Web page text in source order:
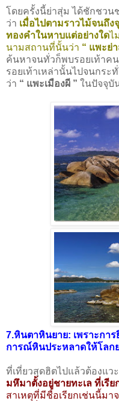
โดยครั้งนี้ย่าสุ่ม ได้ชักชวน
ว่า เมื่อไปตามราวไม้จนถึ
ทองคำในหาบแต่อย่างใดไ
นามสถานที่นั้นว่า “ แพะย่
ค้นหาจนทั่วก็พบรอยเท้าค
รอยเท้าเหล่านั้นไปจนกร
ว่า “ แพะเมืองผี ” ในปัจจุบั
7.หินตาหินยาย: เพราะกา
การณ์หินประหลาดให้โลก
ที่เที่ยวสุดฮิตไปแล้วต้องแว
มหึมาตั้งอยู่ชายทะเล ที่เรี
สาเหตุที่มีชื่อเรียกเช่นนี้ม